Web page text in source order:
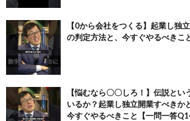
【0から会社をつくる】起業し独
の判定方法と、今すぐやるべきこ
【悩むなら〇〇しろ！】伝説とい
いるか？起業し独立開業すべきか
今すぐやるべきこと【一問一答